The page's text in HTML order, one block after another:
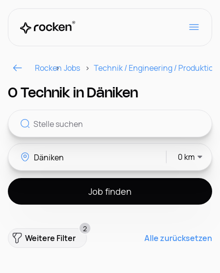
Für Arbeitgeber
CH
Rocken Jobs Technik / Engineering / Produktion
0 Technik in Däniken
0 km
Job finden
Weitere Filter
2
Alle zurücksetzen